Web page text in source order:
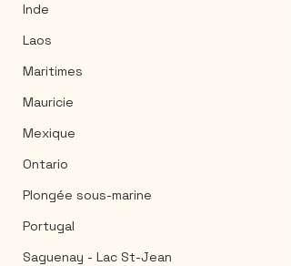
Inde
Laos
Maritimes
Mauricie
Mexique
Ontario
Plongée sous-marine
Portugal
Saguenay - Lac St-Jean